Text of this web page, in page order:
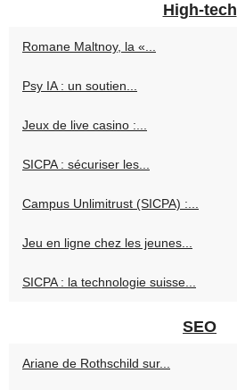
High-tech
Romane Maltnoy, la «...
Psy IA : un soutien...
Jeux de live casino :...
SICPA : sécuriser les...
Campus Unlimitrust (SICPA) :...
Jeu en ligne chez les jeunes...
SICPA : la technologie suisse...
SEO
Ariane de Rothschild sur...